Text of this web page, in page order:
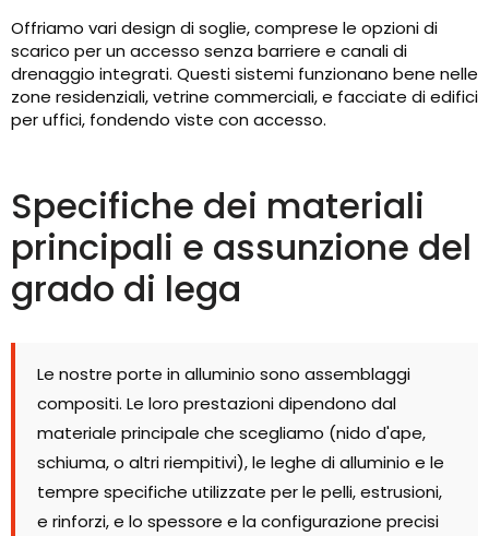
Offriamo vari design di soglie, comprese le opzioni di
scarico per un accesso senza barriere e canali di
drenaggio integrati. Questi sistemi funzionano bene nelle
zone residenziali, vetrine commerciali, e facciate di edifici
per uffici, fondendo viste con accesso.
Specifiche dei materiali
principali e assunzione del
grado di lega
Le nostre porte in alluminio sono assemblaggi
compositi. Le loro prestazioni dipendono dal
materiale principale che scegliamo (nido d'ape,
schiuma, o altri riempitivi), le leghe di alluminio e le
tempre specifiche utilizzate per le pelli, estrusioni,
e rinforzi, e lo spessore e la configurazione precisi